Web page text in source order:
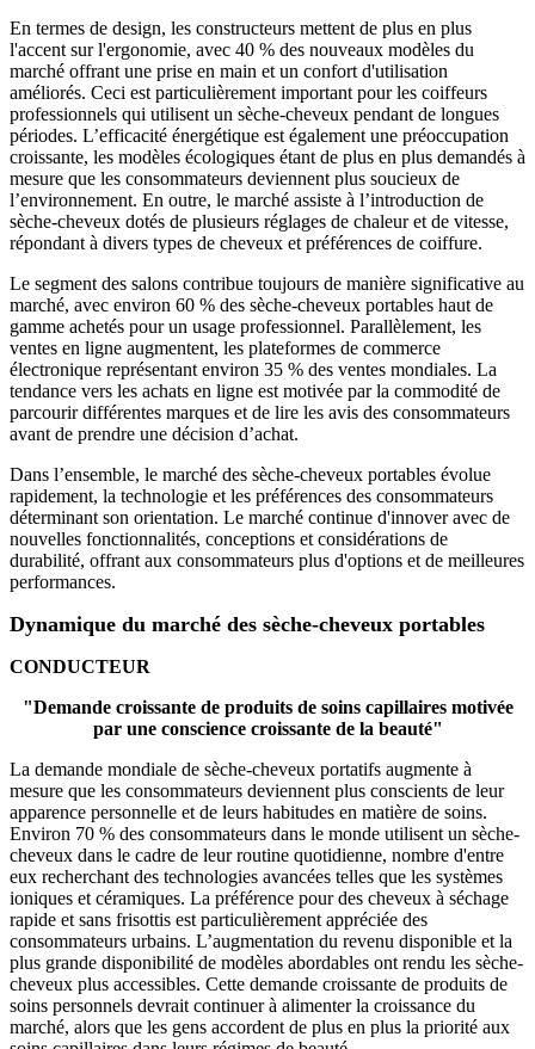
En termes de design, les constructeurs mettent de plus en plus
l'accent sur l'ergonomie, avec 40 % des nouveaux modèles du
marché offrant une prise en main et un confort d'utilisation
améliorés. Ceci est particulièrement important pour les coiffeurs
professionnels qui utilisent un sèche-cheveux pendant de longues
périodes. L’efficacité énergétique est également une préoccupation
croissante, les modèles écologiques étant de plus en plus demandés à
mesure que les consommateurs deviennent plus soucieux de
l’environnement. En outre, le marché assiste à l’introduction de
sèche-cheveux dotés de plusieurs réglages de chaleur et de vitesse,
répondant à divers types de cheveux et préférences de coiffure.
Le segment des salons contribue toujours de manière significative au
marché, avec environ 60 % des sèche-cheveux portables haut de
gamme achetés pour un usage professionnel. Parallèlement, les
ventes en ligne augmentent, les plateformes de commerce
électronique représentant environ 35 % des ventes mondiales. La
tendance vers les achats en ligne est motivée par la commodité de
parcourir différentes marques et de lire les avis des consommateurs
avant de prendre une décision d’achat.
Dans l’ensemble, le marché des sèche-cheveux portables évolue
rapidement, la technologie et les préférences des consommateurs
déterminant son orientation. Le marché continue d'innover avec de
nouvelles fonctionnalités, conceptions et considérations de
durabilité, offrant aux consommateurs plus d'options et de meilleures
performances.
Dynamique du marché des sèche-cheveux portables
CONDUCTEUR
"Demande croissante de produits de soins capillaires motivée
par une conscience croissante de la beauté"
La demande mondiale de sèche-cheveux portatifs augmente à
mesure que les consommateurs deviennent plus conscients de leur
apparence personnelle et de leurs habitudes en matière de soins.
Environ 70 % des consommateurs dans le monde utilisent un sèche-
cheveux dans le cadre de leur routine quotidienne, nombre d'entre
eux recherchant des technologies avancées telles que les systèmes
ioniques et céramiques. La préférence pour des cheveux à séchage
rapide et sans frisottis est particulièrement appréciée des
consommateurs urbains. L’augmentation du revenu disponible et la
plus grande disponibilité de modèles abordables ont rendu les sèche-
cheveux plus accessibles. Cette demande croissante de produits de
soins personnels devrait continuer à alimenter la croissance du
marché, alors que les gens accordent de plus en plus la priorité aux